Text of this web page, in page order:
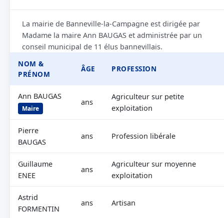
La mairie de Banneville-la-Campagne est dirigée par
Madame la maire Ann BAUGAS et administrée par un
conseil municipal de 11 élus bannevillais.
NOM &
PRÉNOM
ÂGE PROFESSION
Ann BAUGAS
Maire
ans
Agriculteur sur petite
exploitation
Pierre
BAUGAS
ans Profession libérale
Guillaume
ENEE
ans
Agriculteur sur moyenne
exploitation
Astrid
FORMENTIN
ans Artisan